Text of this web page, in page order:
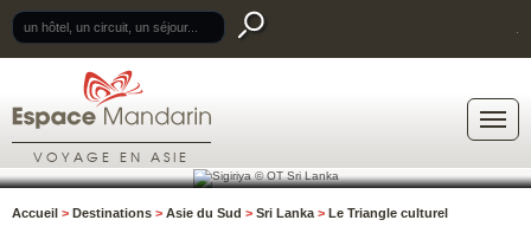
VOYAGE EN ASIE
Accueil > Destinations > Asie du Sud > Sri Lanka > Le Triangle culturel